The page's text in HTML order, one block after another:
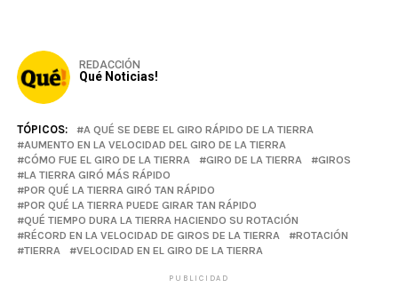
REDACCIÓN
Qué Noticias!
TÓPICOS:
A QUÉ SE DEBE EL GIRO RÁPIDO DE LA TIERRA
AUMENTO EN LA VELOCIDAD DEL GIRO DE LA TIERRA
CÓMO FUE EL GIRO DE LA TIERRA
GIRO DE LA TIERRA
GIROS
LA TIERRA GIRÓ MÁS RÁPIDO
POR QUÉ LA TIERRA GIRÓ TAN RÁPIDO
POR QUÉ LA TIERRA PUEDE GIRAR TAN RÁPIDO
QUÉ TIEMPO DURA LA TIERRA HACIENDO SU ROTACIÓN
RÉCORD EN LA VELOCIDAD DE GIROS DE LA TIERRA
ROTACIÓN
TIERRA
VELOCIDAD EN EL GIRO DE LA TIERRA
PUBLICIDAD